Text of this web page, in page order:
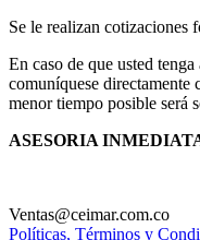
Se le realizan cotizaciones
En caso de que usted
comuníquese directamente
menor tiempo posible será
ASESORIA
Ventas@ceimar.com.co
Políticas, Términos y